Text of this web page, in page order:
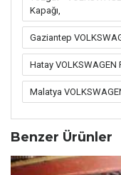
Kapağı,
Gaziantep
Hatay VOLKSWAGEN
Malatya
Benzer Ürünler